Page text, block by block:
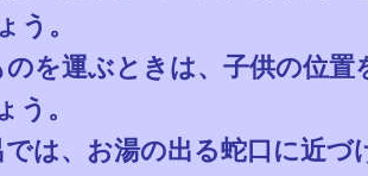
う。
を運ぶときは、子供の位置
う。
は、お湯の出る蛇口に近づ
袋
「ほっと」